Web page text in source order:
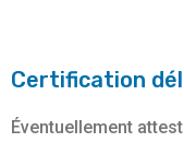
Certification
Éventuellement